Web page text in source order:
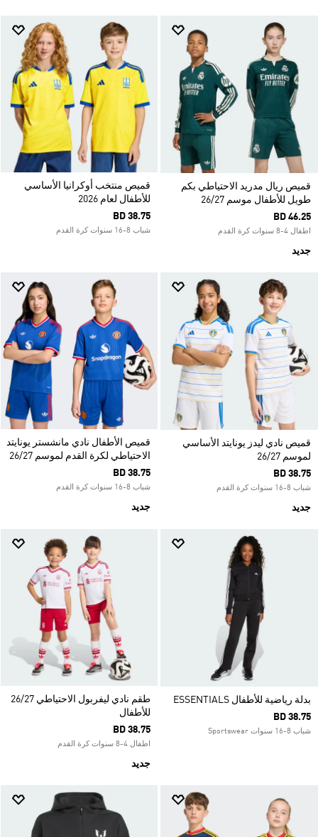
قميص ريال مدريد الاحتياطي بكم
طويل للأطفال موسم 26/27
BD 46.25
اطفال 4-8 سنوات كرة القدم
جديد
قميص منتخب أوكرانيا الأساسي
للأطفال لعام 2026
BD 38.75
شباب 8-16 سنوات كرة القدم
قميص نادي ليدز يونايتد الأساسي
لموسم 26/27
BD 38.75
شباب 8-16 سنوات كرة القدم
جديد
قميص الأطفال نادي مانشستر يونايتد
الاحتياطي لكرة القدم لموسم 26/27
BD 38.75
شباب 8-16 سنوات كرة القدم
جديد
بدلة رياضية للأطفال ESSENTIALS
BD 38.75
شباب 8-16 سنوات Sportswear
طقم نادي ليفربول الاحتياطي 26/27
للأطفال
BD 38.75
اطفال 4-8 سنوات كرة القدم
جديد